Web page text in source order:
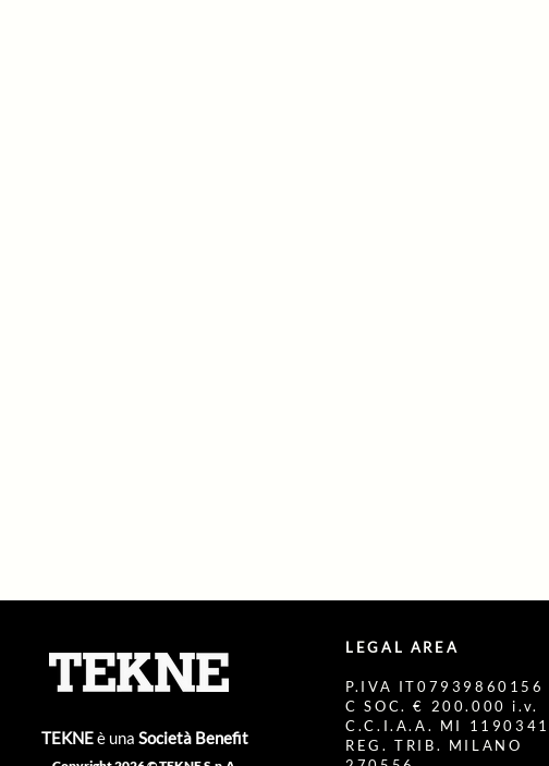
TEKNEè una Società Benefit
LEGAL AREA
P.IVA IT07939860156
C SOC. € 200.000 i.v.
C.C.I.A.A. MI 1190341
REG. TRIB. MILANO